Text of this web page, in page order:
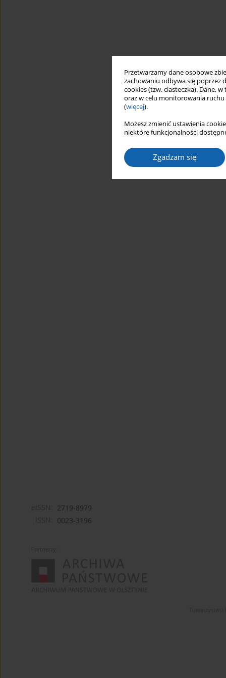
Przetwarzamy dane osobowe
zachowaniu odbywa się poprzez
cookies (tzw. ciasteczka). Dane,
oraz w celu monitorowania
(więcej).
Możesz zmienić ustawienia
niektóre funkcjonalności
Zgadzam się
2719-8979
0023-3196